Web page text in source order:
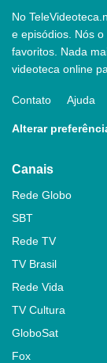
No
e episódios. Nós
favoritos. Nada
videoteca online
Contato Ajuda
Alterar
Canais
Rede Globo
SBT
Rede TV
TV Brasil
Rede Vida
TV Cultura
GloboSat
Fox